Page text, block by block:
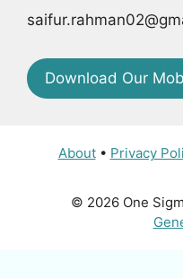
Download Our
About• Privacy
© 2026 One